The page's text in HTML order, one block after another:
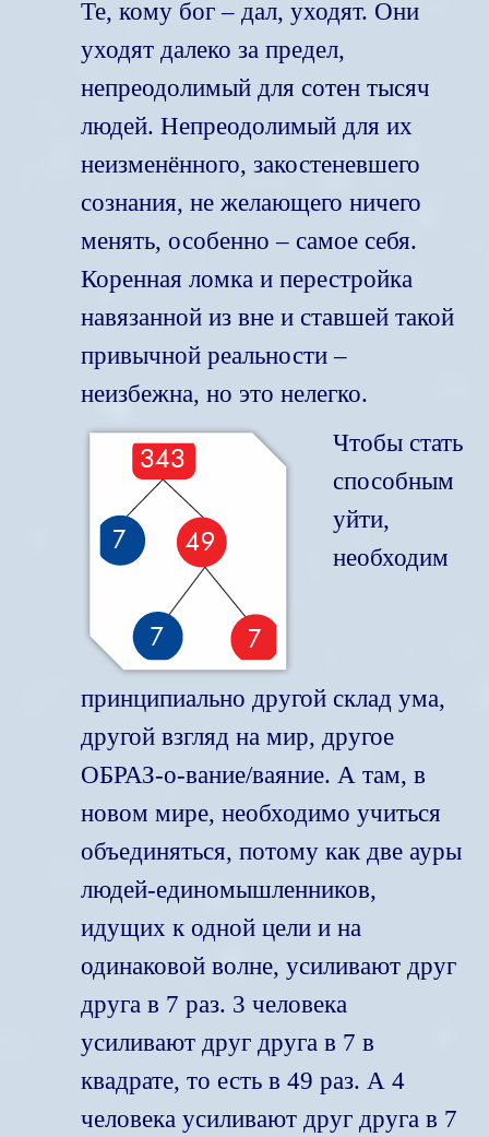
Те, кому бог – дал, уходят. Они
уходят далеко за предел,
непреодолимый для сотен тысяч
людей. Непреодолимый для их
неизменённого, закостеневшего
сознания, не желающего ничего
менять, особенно – самое себя.
Коренная ломка и перестройка
навязанной из вне и ставшей такой
привычной реальности –
неизбежна, но это нелегко.
Чтобы стать
способным
уйти,
необходим
принципиально другой склад ума,
другой взгляд на мир, другое
ОБРАЗ-о-вание/ваяние. А там, в
новом мире, необходимо учиться
объединяться, потому как две ауры
людей-единомышленников,
идущих к одной цели и на
одинаковой волне, усиливают друг
друга в 7 раз. 3 человека
усиливают друг друга в 7 в
квадрате, то есть в 49 раз. А 4
человека усиливают друг друга в 7